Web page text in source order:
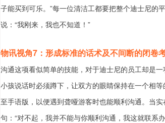
子能买到可乐。”每一位清洁工都要把整个迪士尼的
说：“我刚来，我也不知道！”
物讯视角7：形成标准的话术及不间断的闭卷
沟通这项看似简单的技能，对于迪士尼的员工却是
小孩说话时必须蹲下，让双方的眼睛保持在一个相
至手语版，以便遇到聋哑游客时也能顺利沟通。当
句：“对不起，我并不能与你顺利沟通，我这就联系